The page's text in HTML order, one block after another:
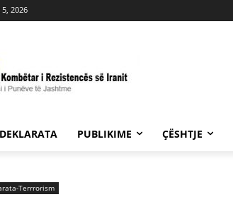
2026
DEKLARATA PUBLIKIME ÇËSHTJE
Terrrorism